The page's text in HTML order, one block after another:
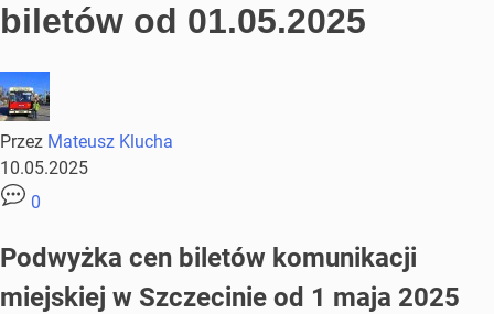
biletów od 01.05.2025
Przez Mateusz Klucha
10.05.2025
0
Podwyżka cen biletów komunikacji
miejskiej w Szczecinie od 1 maja 2025